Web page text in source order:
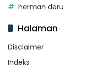
herman deru
Halaman
Disclaimer
Indeks